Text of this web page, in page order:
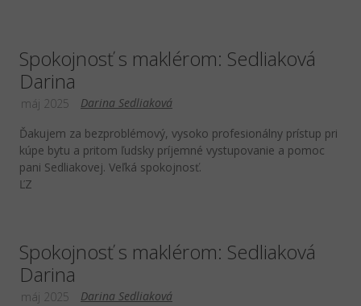
Spokojnosť s maklérom: Sedliaková
Darina
Darina Sedliaková
máj 2025
Ďakujem za bezproblémový, vysoko profesionálny prístup pri
kúpe bytu a pritom ľudsky príjemné vystupovanie a pomoc
pani Sedliakovej. Veľká spokojnosť.
ĽZ
Spokojnosť s maklérom: Sedliaková
Darina
Darina Sedliaková
máj 2025